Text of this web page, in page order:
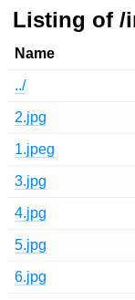
Listing of /
Name
../
2.jpg
1.jpeg
3.jpg
4.jpg
5.jpg
6.jpg